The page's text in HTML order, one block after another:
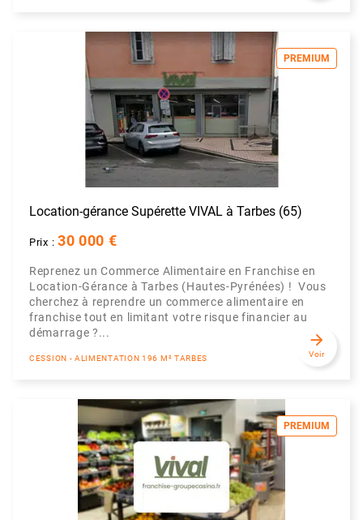
PREMIUM
Location-gérance Supérette VIVAL à Tarbes (65)
Prix : 30 000 €
Reprenez un Commerce Alimentaire en Franchise en
Location-Gérance à Tarbes (Hautes-Pyrénées) ! Vous
cherchez à reprendre un commerce alimentaire en
franchise tout en limitant votre risque financier au
démarrage ?...
CESSION - ALIMENTATION 196 M² TARBES
arrow_forward
Voir
PREMIUM